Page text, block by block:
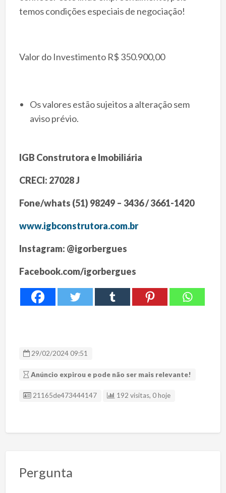
temos condições especiais de negociação!
Valor do Investimento R$ 350.900,00
Os valores estão sujeitos a alteração sem
aviso prévio.
IGB Construtora e Imobiliária
CRECI: 27028 J
Fone/whats (51) 98249 – 3436 / 3661-1420
www.igbconstrutora.com.br
Instagram: @igorbergues
Facebook.com/igorbergues
29/02/2024 09:51
Anúncio expirou e pode não ser mais relevante!
ID Anúncio
21165de473444147 192 visitas, 0 hoje
Pergunta